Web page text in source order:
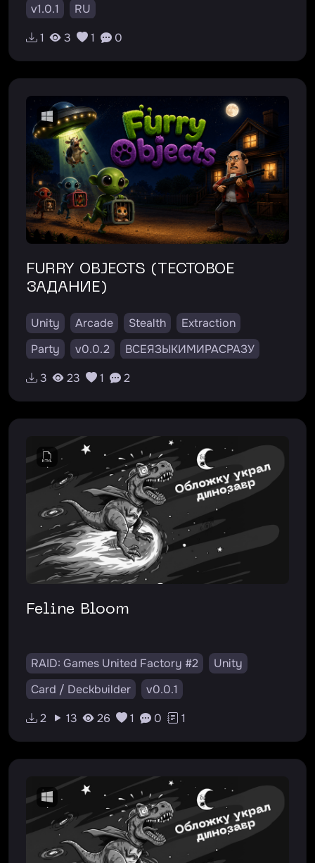
v1.0.1
RU
1
3 1 0
FURRY OBJECTS (ТЕСТОВОЕ
ЗАДАНИЕ)
Unity Arcade Stealth
Extraction
Party
v0.0.2
ВСЕЯЗЫКИМИРАСРАЗУ
3
23 1 2
Feline Bloom
RAID: Games United Factory #2
Unity
Card / Deckbuilder
v0.0.1
2
13 26 1 0 1